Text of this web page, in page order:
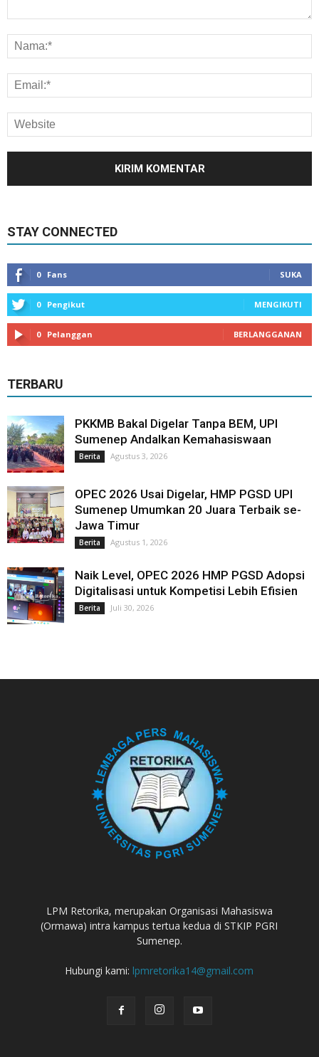
STAY CONNECTED
0 Fans SUKA
0 Pengikut MENGIKUTI
0 Pelanggan BERLANGGANAN
TERBARU
PKKMB Bakal Digelar Tanpa BEM, UPI
Sumenep Andalkan Kemahasiswaan
Berita Agustus 3, 2026
OPEC 2026 Usai Digelar, HMP PGSD UPI
Sumenep Umumkan 20 Juara Terbaik se-
Jawa Timur
Berita Agustus 1, 2026
Naik Level, OPEC 2026 HMP PGSD Adopsi
Digitalisasi untuk Kompetisi Lebih Efisien
Berita Juli 30, 2026
LPM Retorika, merupakan Organisasi Mahasiswa
(Ormawa) intra kampus tertua kedua di STKIP PGRI
Sumenep.
Hubungi kami: lpmretorika14@gmail.com